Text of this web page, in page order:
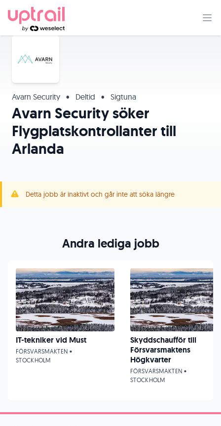
Avarn Security • Deltid • Sigtuna
Avarn Security söker
Flygplatskontrollanter till
Arlanda
Detta jobb är inaktivt och går inte att söka längre
Andra lediga jobb
IT-tekniker vid Must
FÖRSVARSMAKTEN •
STOCKHOLM
Skyddschaufför till
Försvarsmaktens
Högkvarter
FÖRSVARSMAKTEN •
STOCKHOLM